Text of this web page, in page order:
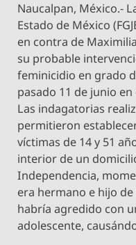
Naucalpan, México.-
Estado de México
en contra de
su probable
feminicidio en grado
pasado 11 de junio
Las indagatorias
permitieron
víctimas de 14 y 51
interior de un
Independencia,
era hermano e hijo
habría agredido con
adolescente,